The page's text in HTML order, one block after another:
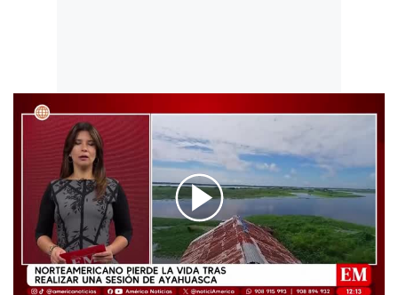
00:00/00:40